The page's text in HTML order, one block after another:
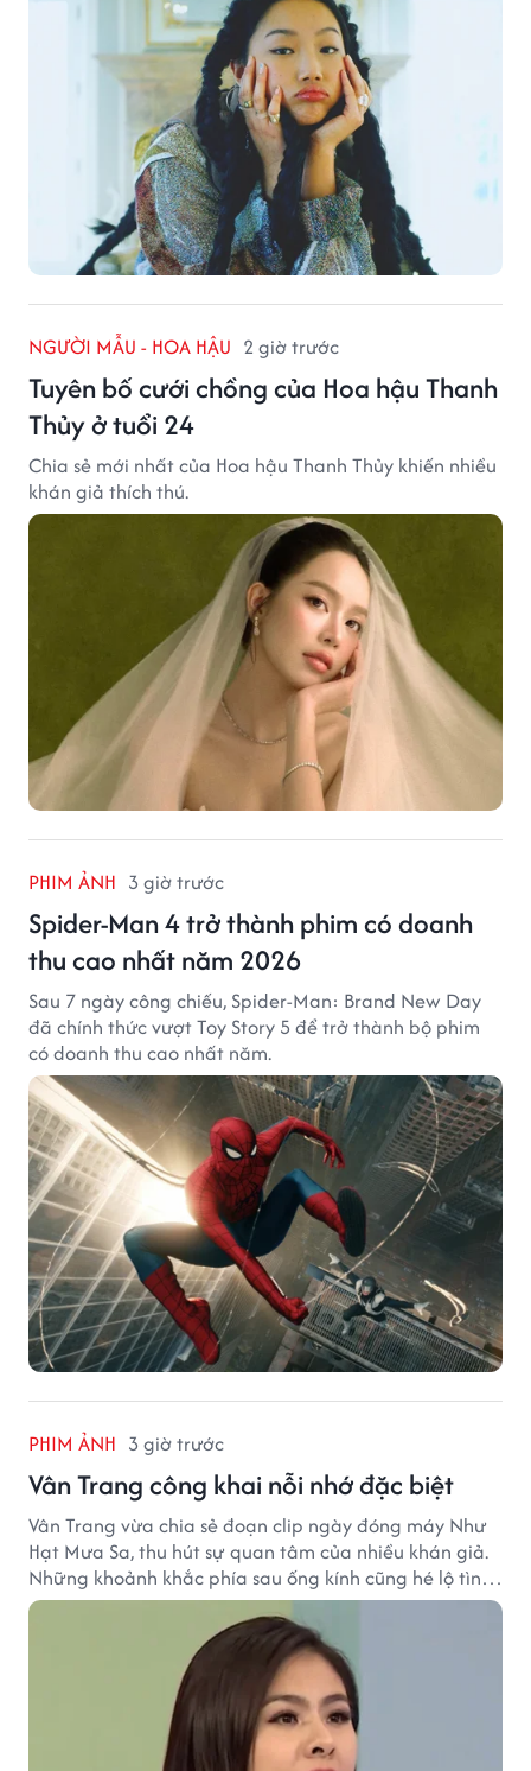
NGƯỜI MẪU - HOA HẬU 2 giờ trước
Tuyên bố cưới chồng của Hoa hậu Thanh
Thủy ở tuổi 24
Chia sẻ mới nhất của Hoa hậu Thanh Thủy khiến nhiều
khán giả thích thú.
PHIM ẢNH 3 giờ trước
Spider-Man 4 trở thành phim có doanh
thu cao nhất năm 2026
Sau 7 ngày công chiếu, Spider-Man: Brand New Day
đã chính thức vượt Toy Story 5 để trở thành bộ phim
có doanh thu cao nhất năm.
PHIM ẢNH 3 giờ trước
Vân Trang công khai nỗi nhớ đặc biệt
Vân Trang vừa chia sẻ đoạn clip ngày đóng máy Như
Hạt Mưa Sa, thu hút sự quan tâm của nhiều khán giả.
Những khoảnh khắc phía sau ống kính cũng hé lộ tình
cảm đặc biệt mà nữ diễn viên dành cho ê-kíp bộ phim.